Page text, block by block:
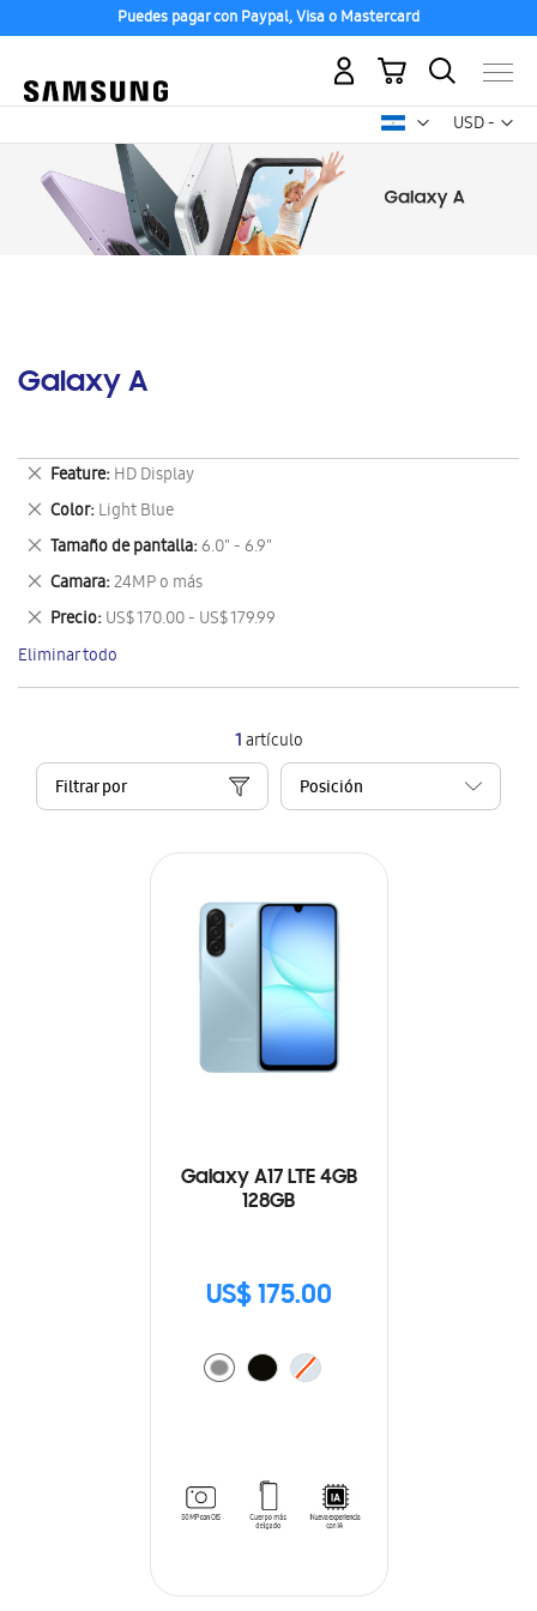
Puedes pagar con Paypal, Visa o Mastercard
USD -
dólar
Mi carrito
Galaxy A
1artículo
Filtrar por
Galaxy A17 LTE 4GB
128GB
US$ 175.00
Feature HD Display
Eliminar
este
artículo
Color Light Blue
Eliminar
este
artículo
Tamaño de pantalla 6.0" - 6.9"
Eliminar
este
artículo
Camara 24MP o más
Eliminar
este
artículo
Precio US$ 170.00 - US$ 179.99
Eliminar
este
artículo
Eliminar todo